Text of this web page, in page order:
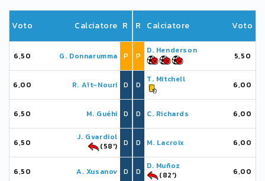
Voto Calciatore R
6,50 G. Donnarumma P
6,00 R. Aït-Nouri D
6,50 M. Guéhi D
6,50
J. Gvardiol
(58')
D
6,50 A. Xusanov D
R Calciatore Voto
P
D. Henderson
5,50
D
T. Mitchell
6,00
D C. Richards 6,00
D M. Lacroix 6,00
D
D. Muñoz
(82')
6,00